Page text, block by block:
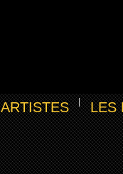
ARTISTES LES